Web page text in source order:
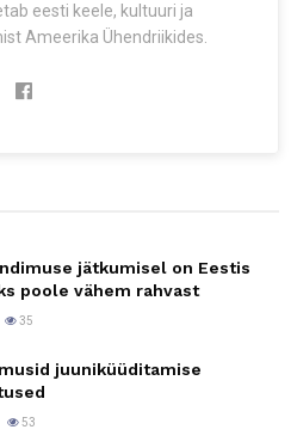
eesti keele, kultuuri ja
Ameerika Ühendriikides.
jätkumisel on Eestis
poole vähem rahvast
35
juuniküüditamise
53